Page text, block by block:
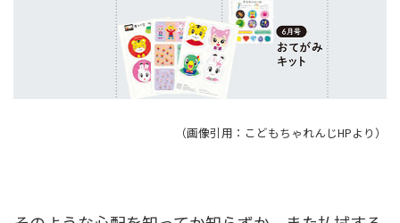
（画像引用：こどもちゃれんじHPより）